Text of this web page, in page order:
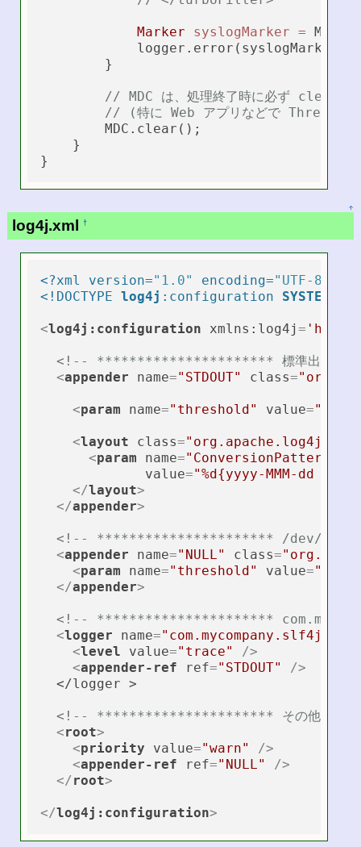
Marker syslogMarker =
            logger.error(syslogMarker,
        }
// MDC は、処理終了時に必ず clear()
// (特に Web アプリなどで
        MDC.clear();
    }
↑
log4j.xml †
<?xml version="1.0" encoding="UTF-8"
<!DOCTYPE log4j :configuration SYSTEM
<log4j:configuration xmlns:log4j =
<!-- ********************** 標準出力へ
<appender name="STDOUT" class=
<param name="threshold" value=
<layout class=
<param name="ConversionPattern"
value="%d{yyyy-MMM-dd
</layout>
</appender>
<!-- ********************** /dev/null
<appender name="NULL" class=
<param name="threshold" value=
</appender>
<!-- **********************
<logger name=
<level value="trace"
/>
<appender-ref ref="STDOUT"
/>
  </logger >
<!-- ********************** その他(ライ
<root>
<priority value="warn"
/>
<appender-ref ref="NULL"
/>
</root>
</log4j:configuration>